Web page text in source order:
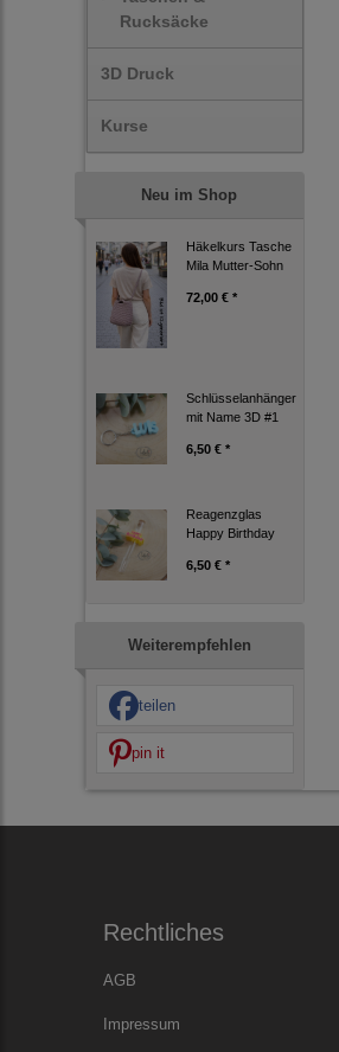
Rucksäcke
3D Druck
Kurse
Neu im Shop
Häkelkurs Tasche
Mila Mutter-Sohn
72,00 € *
Schlüsselanhänger
mit Name 3D #1
6,50 € *
Reagenzglas
Happy Birthday
6,50 € *
Weiterempfehlen
teilen
pin it
Rechtliches
AGB
Impressum